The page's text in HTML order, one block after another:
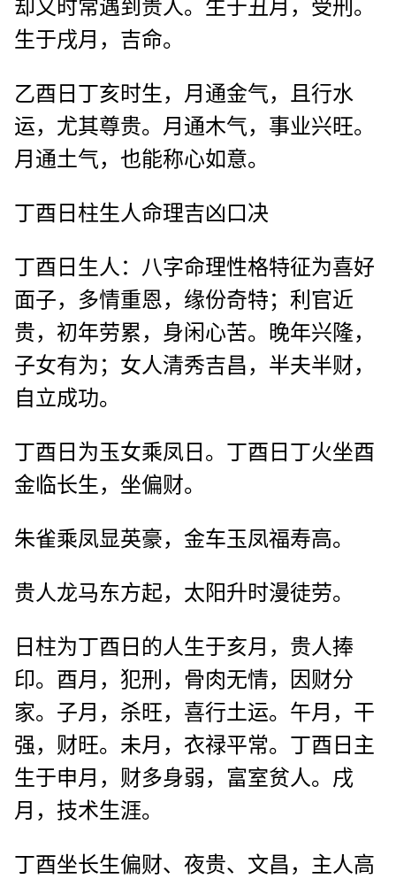
却又时常遇到贵人。生于丑月，受刑。
生于戌月，吉命。
乙酉日丁亥时生，月通金气，且行水
运，尤其尊贵。月通木气，事业兴旺。
月通土气，也能称心如意。
丁酉日柱生人命理吉凶口决
丁酉日生人：八字命理性格特征为喜好
面子，多情重恩，缘份奇特；利官近
贵，初年劳累，身闲心苦。晚年兴隆，
子女有为；女人清秀吉昌，半夫半财，
自立成功。
丁酉日为玉女乘凤日。丁酉日丁火坐酉
金临长生，坐偏财。
朱雀乘凤显英豪，金车玉凤福寿高。
贵人龙马东方起，太阳升时漫徒劳。
日柱为丁酉日的人生于亥月，贵人捧
印。酉月，犯刑，骨肉无情，因财分
家。子月，杀旺，喜行土运。午月，干
强，财旺。未月，衣禄平常。丁酉日主
生于申月，财多身弱，富室贫人。戌
月，技术生涯。
丁酉坐长生偏财、夜贵、文昌，主人高